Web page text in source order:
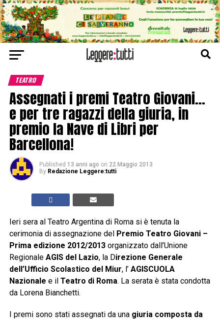
TEATRO
Assegnati i premi Teatro Giovani…
e per tre ragazzi della giuria, in
premio la Nave di Libri per
Barcellona!
Published 13 anni ago on 22 Maggio 2013
By Redazione Leggere:tutti
Ieri sera al Teatro Argentina di Roma si è tenuta la
cerimonia di assegnazione del Premio Teatro Giovani –
Prima edizione 2012/2013organizzato dall’Unione
Regionale AGIS del Lazio, la Direzione Generale
dell’Ufficio Scolastico del Miur, l’ AGISCUOLA
Nazionale e il Teatro di Roma. La serata è stata condotta
da Lorena Bianchetti.
I premi sono stati assegnati da una giuria composta da